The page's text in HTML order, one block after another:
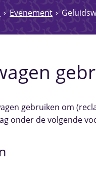
Evenement
gebruiken om
onder de volgende